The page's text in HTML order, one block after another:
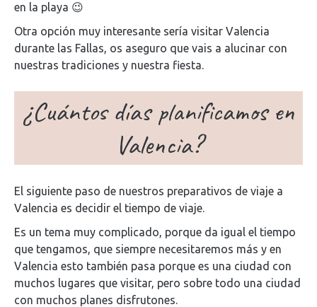
en la playa 😉
Otra opción muy interesante sería visitar Valencia
durante las Fallas, os aseguro que vais a alucinar con
nuestras tradiciones y nuestra fiesta.
¿Cuántos días planificamos en
Valencia?
El siguiente paso de nuestros preparativos de viaje a
Valencia es decidir el tiempo de viaje.
Es un tema muy complicado, porque da igual el tiempo
que tengamos, que siempre necesitaremos más y en
Valencia esto también pasa porque es una ciudad con
muchos lugares que visitar, pero sobre todo una ciudad
con muchos planes disfrutones.